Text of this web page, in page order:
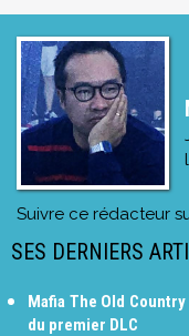
Suivre ce rédacteur
SES DERNIERS
Mafia The Old
du premier DLC